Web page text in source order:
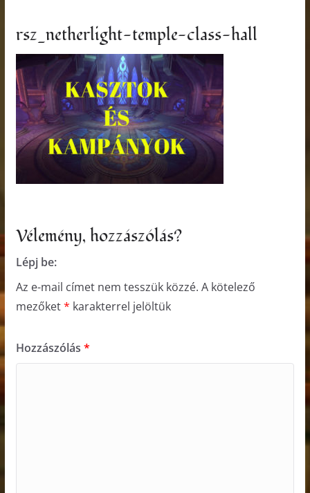
rsz_netherlight-temple-class-hall
Vélemény, hozzászólás?
Lépj be:
Az e-mail címet nem tesszük közzé. A kötelező
mezőket* karakterrel jelöltük
Hozzászólás *